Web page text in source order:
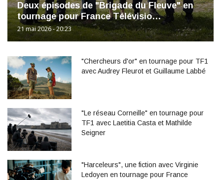
Deux épisodes de "Brigade du Fleuve" en
tournage pour France Télévisio…
21 mai 2026 - 20:23
"Chercheurs d'or" en tournage pour TF1
avec Audrey Fleurot et Guillaume Labbé
"Le réseau Corneille" en tournage pour
TF1 avec Laetitia Casta et Mathilde
Seigner
"Harceleurs", une fiction avec Virginie
Ledoyen en tournage pour France